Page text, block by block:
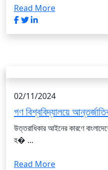
Read More
02/11/2024
গণ বিশ্ববিদ্যালয়ে
উত্তরাধিকার আইনের কারণে
হ� ...
Read More